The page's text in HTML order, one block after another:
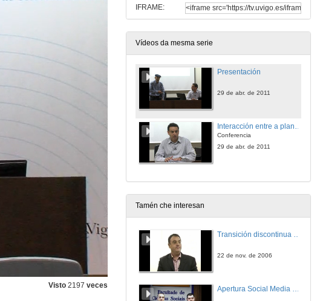
Visto 2197 veces
IFRAME:
Vídeos da mesma serie
Presentación
29 de abr. de 2011
Conferencia
29 de abr. de 2011
Tamén che interesan
Transición discontinua de partículas de microgel termosensible
22 de nov. de 2006